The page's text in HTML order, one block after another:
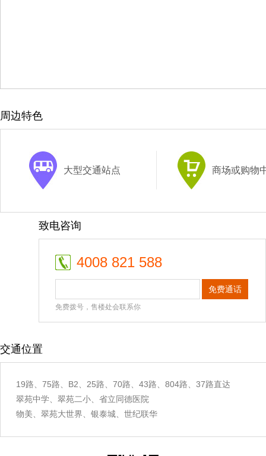
周边特色
大型交通站点 商场或购物
致电咨询
4008 821 588
免费通话
免费拨号，售楼处会联系你
交通位置
19路、75路、B2、25路、70路、43路、804路、37路直达
翠苑中学、翠苑二小、省立同德医院
物美、翠苑大世界、银泰城、世纪联华